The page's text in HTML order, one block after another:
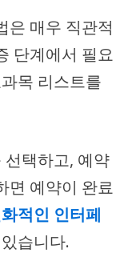
은 매우 직관적
단계에서 필요
목 리스트를
택하고, 예약
면 예약이 완료
적인 인터페
습니다.